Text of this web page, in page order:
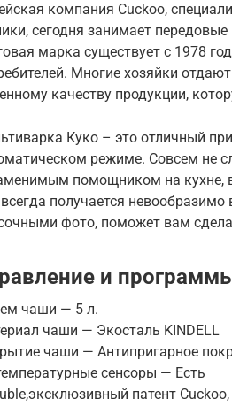
компания Cuckoo,
сегодня занимает
марка существует с 1978
Многие хозяйки
качеству продукции,
Куко – это отличный
режиме. Совсем не
помощником на кухне,
получается
фото, поможет вам
и
чаши — 5 л.
чаши — Экосталь KINDELL
чаши — Антипригарное
сенсоры — Есть
патент